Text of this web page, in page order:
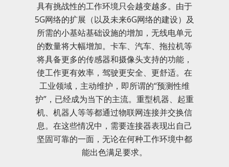
具有挑战性的工作环境只会越变越多。由于
5G网络的扩展（以及未来6G网络的建设）及
所需的小基站基础设施的增加，无线电单元
的数量将大幅增加。卡车、汽车、拖拉机等
将具备更多的传感器和摄像头支持的功能，
使工作更有效率，驾驶更安全、更舒适。在
工业领域，主动维护，即所谓的“预测性维
护”，已经成为当下的主流。重型机器、起重
机、机器人等等都通过物联网连接并交换信
息。在这些情况中，需要连接器表现出自己
坚固可靠的一面，无论在何种工作环境中都
能出色满足要求。